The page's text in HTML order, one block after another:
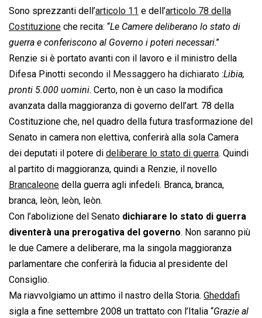
Sono sprezzanti dell’articolo 11 e dell’articolo 78 della
Costituzione che recita: “Le Camere deliberano lo stato di
guerra e conferiscono al Governo i poteri necessari.”
Renzie si è portato avanti con il lavoro e il ministro della
Difesa Pinotti secondo il Messaggero ha dichiarato :Libia,
pronti 5.000 uomini. Certo, non è un caso la modifica
avanzata dalla maggioranza di governo dell’art. 78 della
Costituzione che, nel quadro della futura trasformazione del
Senato in camera non elettiva, conferirà alla sola Camera
dei deputati il potere di deliberare lo stato di guerra. Quindi
al partito di maggioranza, quindi a Renzie, il novello
Brancaleone della guerra agli infedeli. Branca, branca,
branca, leòn, leòn, leòn.
Con l’abolizione del Senato dichiarare lo stato di guerra
diventerà una prerogativa del governo. Non saranno più
le due Camere a deliberare, ma la singola maggioranza
parlamentare che conferirà la fiducia al presidente del
Consiglio.
Ma riavvolgiamo un attimo il nastro della Storia. Gheddafi
sigla a fine settembre 2008 un trattato con l’Italia “Grazie al